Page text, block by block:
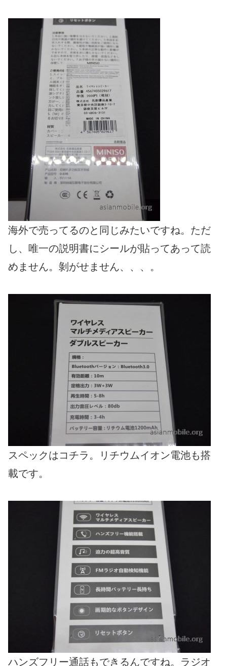
海外で売ってるのと同じみたいですね。ただ
し、唯一の説明書にシールが貼ってあって読
めません。剝がせません、、、。
スペックはコチラ。リチウムイオン電池も搭
載です。
ハンズフリー通話もできるんですね。ラジオ